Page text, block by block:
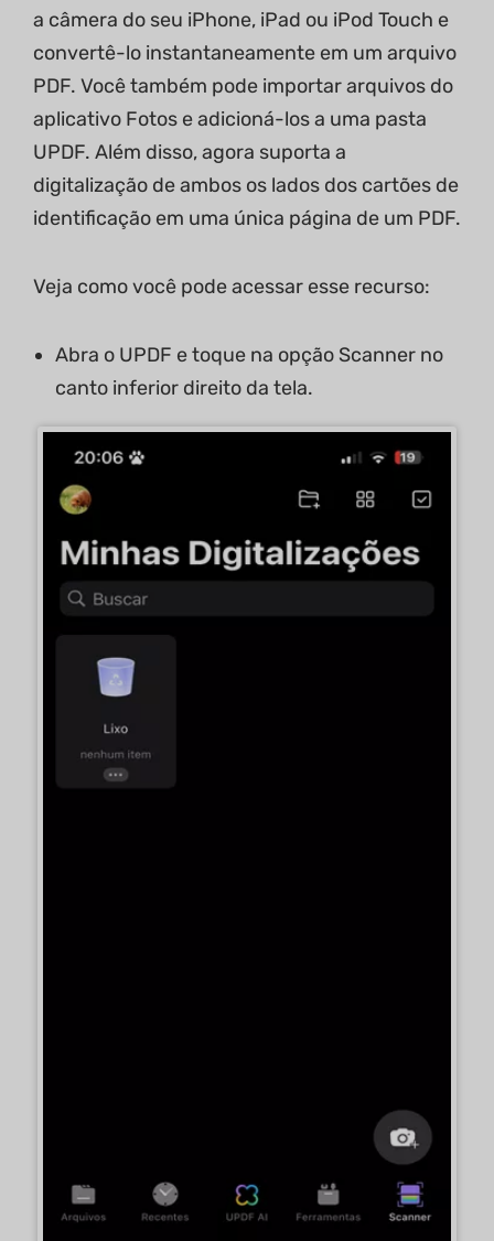
a câmera do seu iPhone, iPad ou iPod Touch e
convertê-lo instantaneamente em um arquivo
PDF. Você também pode importar arquivos do
aplicativo Fotos e adicioná-los a uma pasta
UPDF. Além disso, agora suporta a
digitalização de ambos os lados dos cartões de
identificação em uma única página de um PDF.
Veja como você pode acessar esse recurso:
Abra o UPDF e toque na opção Scanner no
canto inferior direito da tela.